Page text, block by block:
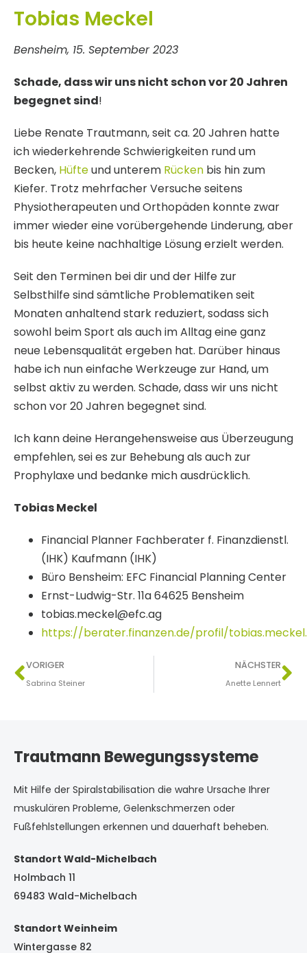
Tobias Meckel
Bensheim, 15. September 2023
Schade, dass wir uns nicht schon vor 20 Jahren
begegnet sind!
Liebe Renate Trautmann, seit ca. 20 Jahren hatte
ich wiederkehrende Schwierigkeiten rund um
Becken, Hüfteund unterem Rücken bis hin zum
Kiefer. Trotz mehrfacher Versuche seitens
Physiotherapeuten und Orthopäden konnte zwar
immer wieder eine vorübergehende Linderung, aber
bis heute keine nachhaltige Lösung erzielt werden.
Seit den Terminen bei dir und der Hilfe zur
Selbsthilfe sind sämtliche Problematiken seit
Monaten anhaltend stark reduziert, sodass sich
sowohl beim Sport als auch im Alltag eine ganz
neue Lebensqualität ergeben hat. Darüber hinaus
habe ich nun einfache Werkzeuge zur Hand, um
selbst aktiv zu werden. Schade, dass wir uns nicht
schon vor 20 Jahren begegnet sind.
Ich kann deine Herangehensweise aus Überzeugung
empfehlen, sei es zur Behebung als auch zur
Prophylaxe und bedanke mich ausdrücklich.
Tobias Meckel
Financial Planner Fachberater f. Finanzdienstl.
(IHK) Kaufmann (IHK)
Büro Bensheim: EFC Financial Planning Center
Ernst-Ludwig-Str. 11a 64625 Bensheim
tobias.meckel@efc.ag
https://berater.finanzen.de/profil/
VORIGER
Sabrina Steiner
NÄCHSTER
Anette Lennert
Trautmann Bewegungssysteme
Mit Hilfe der Spiralstabilisation die wahre Ursache Ihrer
muskulären Probleme, Gelenkschmerzen oder
Fußfehlstellungen erkennen und dauerhaft beheben.
Standort Wald-Michelbach
Holmbach 11
69483 Wald-Michelbach
Standort Weinheim
Wintergasse 82